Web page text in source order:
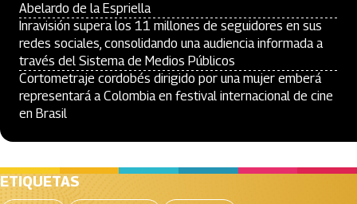
Abelardo de la Espriella
Inravisión supera los 11 millones de seguidores en sus
redes sociales, consolidando una audiencia informada a
través del Sistema de Medios Públicos
Cortometraje cordobés dirigido por una mujer emberá
representará a Colombia en festival internacional de cine
en Brasil
ETIQUETAS